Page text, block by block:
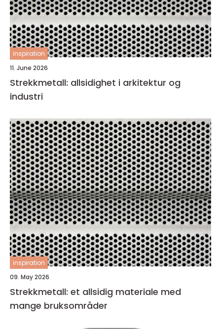
inspiration
11. June 2026
Strekkmetall: allsidighet i arkitektur og
industri
inspiration
09. May 2026
Strekkmetall: et allsidig materiale med
mange bruksområder